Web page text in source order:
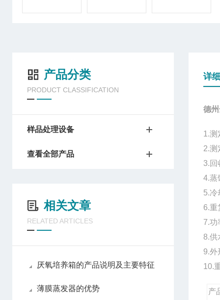
产品分类
PRODUCT CLASSIFICATION
样品处理设备
查看全部产品
相关文章
RELATED ARTICLES
厌氧培养箱的产品说明及主要特征
薄膜蒸发器的优势
详
德
1.测
2.测
3.回
4.蒸
5.冷
6.重
7.功
8.供
9.外
10.
产